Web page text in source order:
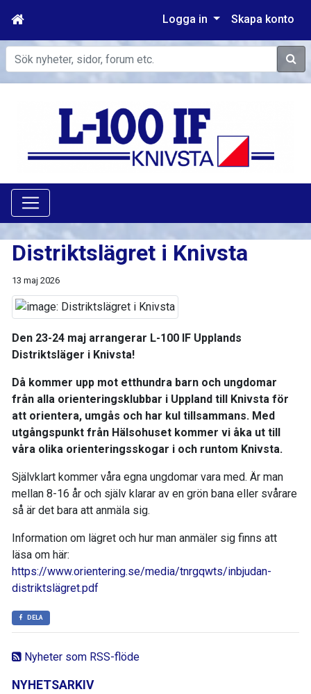
Logga in Skapa konto
Sök
Nyheter som RSS-flöde
NYHETSARKIV
Distriktslägret i Knivsta
13 maj 2026
Den 23-24 maj arrangerar L-100 IF Upplands
Distriktsläger i Knivsta!
Då kommer upp mot etthundra barn och ungdomar
från alla orienteringsklubbar i Uppland till Knivsta för
att orientera, umgås och har kul tillsammans. Med
utgångspunkt från Hälsohuset kommer vi åka ut till
våra olika orienteringsskogar i och runtom Knivsta.
Självklart kommer våra egna ungdomar vara med. Är man
mellan 8-16 år och själv klarar av en grön bana eller svårare
så är det bara att anmäla sig.
Information om lägret och hur man anmäler sig finns att
läsa om här:
https://www.orientering.se/media/tnrgqwts/inbjudan-
distriktslägret.pdf
DELA